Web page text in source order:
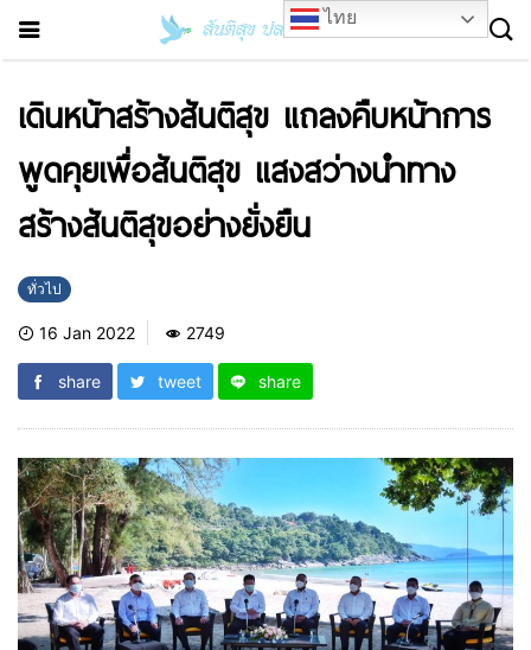
เดินหน้าสร้างสันติสุข แถลงคืบหน้าการ
พูดคุยเพื่อสันติสุข แสงสว่างนำทาง
สร้างสันติสุขอย่างยั่งยืน
ทั่วไป
16 Jan 2022 2749
share tweet share
ไทย